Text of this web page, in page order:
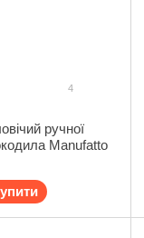
4
ручної
Manufatto